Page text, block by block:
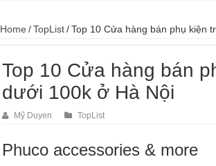
Home /TopList/Top 10 Cửa hàng bán phụ kiện
Top 10 Cửa hàng bán
dưới 100k ở Hà Nội
Mỹ Duyen TopList
Phuco accessories & more